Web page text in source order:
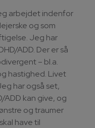
arbejdet indenfor
og som
Jeg har
ADD. Der er så
– bl.a.
hastighed. Livet
har også set,
ADD kan give, og
og traumer
have til